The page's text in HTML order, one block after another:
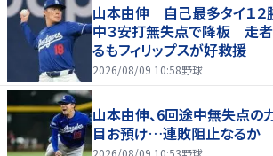
山本由伸 自己最多タイ１
中３安打無失点で降板 走者
るもフィリップスが好救援
2026/08/09 10:58野球
山本由伸、6回途中無失点
目お預け…連敗阻止なるか